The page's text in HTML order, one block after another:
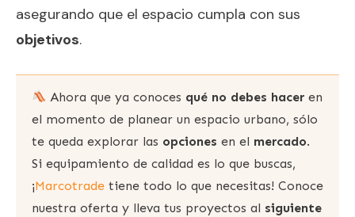
asegurando que el espacio cumpla con sus
objetivos.
Ahora que ya conoces qué no debes haceren
el momento de planear un espacio urbano, sólo
te queda explorar las opciones en el mercado.
Si equipamiento de calidad es lo que buscas,
¡Marcotrade tiene todo lo que necesitas! Conoce
nuestra oferta y lleva tus proyectos al siguiente